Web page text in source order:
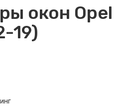
окон Opel
19)